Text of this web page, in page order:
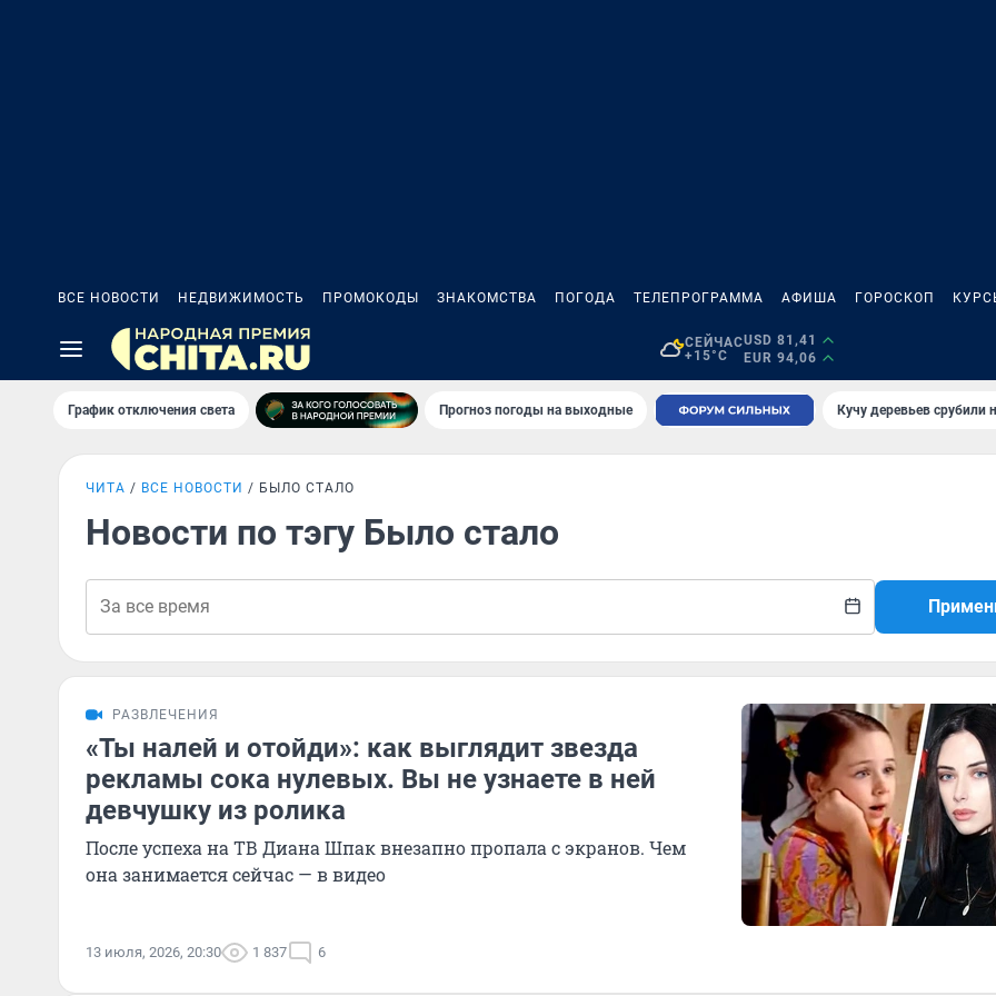
ВСЕ НОВОСТИ НЕДВИЖИМОСТЬ ПРОМОКОДЫ ЗНАКОМСТВА ПОГОДА ТЕЛЕПРОГРАММА АФИША ГОРОСКОП
СЕЙЧАС
+15°C
USD 81,41
EUR 94,06
График отключения света Прогноз погоды на выходные Кучу деревьев срубили
ЧИТА ВСЕ НОВОСТИ БЫЛО СТАЛО
Новости по тэгу Было стало
РАЗВЛЕЧЕНИЯ
«Ты налей и отойди»: как выглядит звезда
рекламы сока нулевых. Вы не узнаете в ней
девчушку из ролика
После успеха на ТВ Диана Шпак внезапно пропала с экранов. Чем
она занимается сейчас — в видео
13 июля, 2026, 20:30 1 837 6